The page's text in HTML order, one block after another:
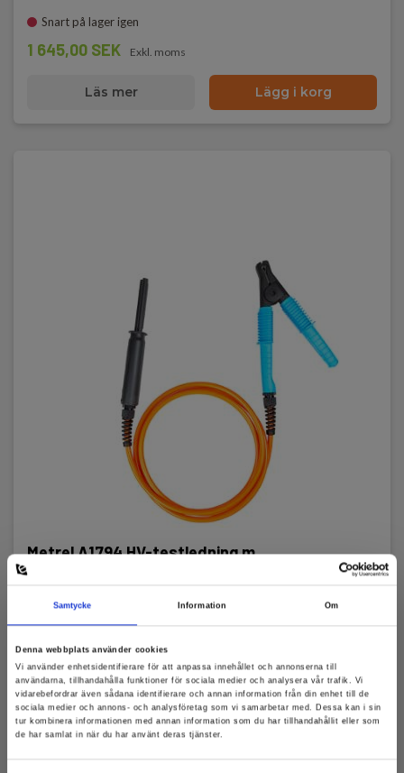
Samtycke Information Om
Denna webbplats använder cookies
Vi använder enhetsidentifierare för att anpassa innehållet och annonserna till
användarna, tillhandahålla funktioner för sociala medier och analysera vår trafik. Vi
vidarebefordrar även sådana identifierare och annan information från din enhet till de
sociala medier och annons- och analysföretag som vi samarbetar med. Dessa kan i sin
tur kombinera informationen med annan information som du har tillhandahållit eller som
de har samlat in när du har använt deras tjänster.
Snart på lager igen
1 645,00 SEK Exkl. moms
Läs mer Lägg i korg
Metrel A1794 HV-testledning m.
krokodilklämma, svart, 3 m
EAN 3831063440789
1 945,00 SEK Exkl. moms
Läs mer Lägg i korg